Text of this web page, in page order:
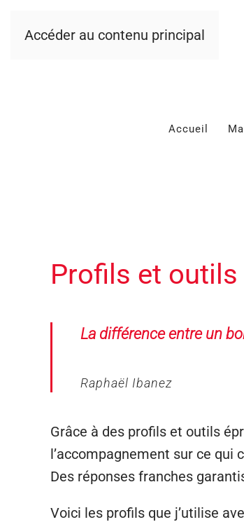
Accéder au contenu principal
Accueil
Profils et outils
La différence entre un
Raphaël Ibanez
Grâce à des profils et outils
l’accompagnement sur ce
Des réponses franches
Voici les profils que j’utilise